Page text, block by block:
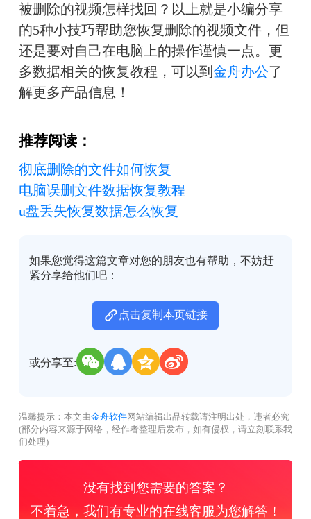
被删除的视频怎样找回？以上就是小编分享
的5种小技巧帮助您恢复删除的视频文件，但
还是要对自己在电脑上的操作谨慎一点。更
多数据相关的恢复教程，可以到 金舟办公了
解更多产品信息！
推荐阅读：
彻底删除的文件如何恢复
电脑误删文件数据恢复教程
u盘丢失恢复数据怎么恢复
如果您觉得这篇文章对您的朋友也有帮助，不妨赶
紧分享给他们吧：
点击复制本页链接
或分享至:
温馨提示：本文由金舟软件网站编辑出品转载请注明出处，违者必究
(部分内容来源于网络，经作者整理后发布，如有侵权，请立刻联系我
们处理)
没有找到您需要的答案？
不着急，我们有专业的在线客服为您解答！